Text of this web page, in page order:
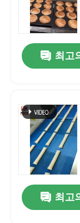
최고
최고